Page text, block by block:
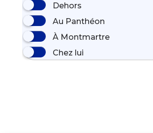
Dehors
Au Panthéon
À Montmartre
Chez lui